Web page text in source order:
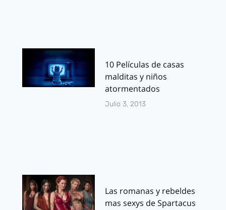
10 Películas de casas
malditas y niños
atormentados
Julio 3, 2013
Las romanas y rebeldes
mas sexys de Spartacus